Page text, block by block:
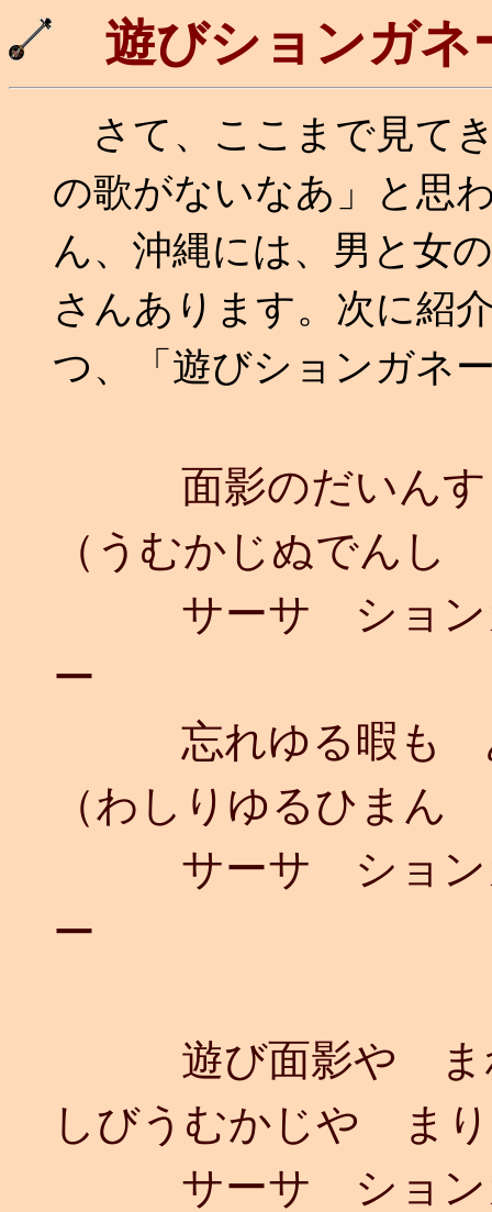
遊びションガネ
さて、ここまで見て
の歌がないなあ」と思
ん、沖縄には、男と女
さんあります。次に紹
つ、「遊びションガネ
面影のだいん
（うむかじぬでん
サーサ ション
ー
忘れゆる暇も
（わしりゆるひまん
サーサ ション
ー
遊び面影や ま
しびうむかじや ま
サーサ ション